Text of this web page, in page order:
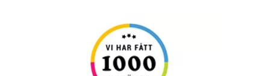
e
r
: